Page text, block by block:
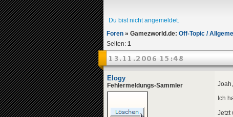
Du bist nicht angemeldet.
Foren » Gamezworld.de: Off-Topic /
Seiten: 1
13.11.2006 15:48
Elogy
Fehlermeldungs-Sammler
Ich
Jetzt